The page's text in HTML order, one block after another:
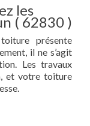
les
( 62830 )
présente
il ne s’agit
Les travaux
et votre toiture